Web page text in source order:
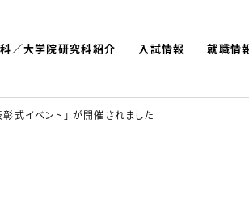
科／大学院研究科紹介 入試情報 就職情
よく検索されているキーワー
式イベント」 が開催されました